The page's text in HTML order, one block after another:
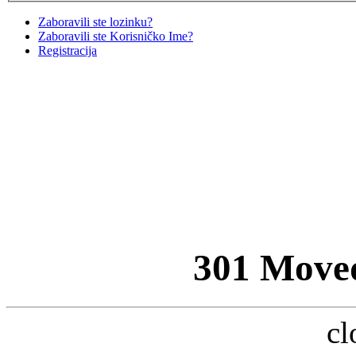
Zaboravili ste lozinku?
Zaboravili ste Korisničko Ime?
Registracija
301